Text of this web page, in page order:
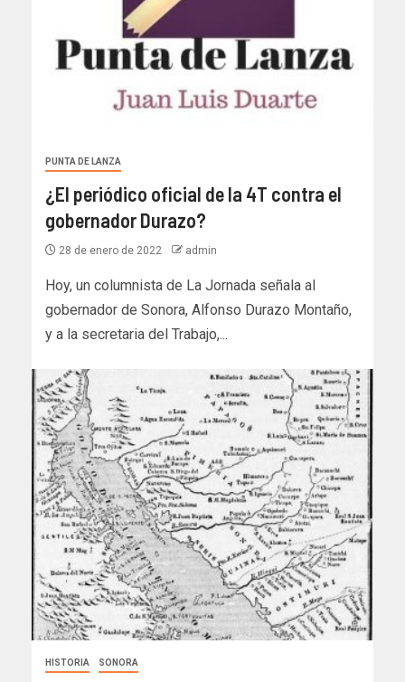
PUNTA DE LANZA
¿El periódico oficial de la 4T contra el
gobernador Durazo?
28 de enero de 2022 admin
Hoy, un columnista de La Jornada señala al
gobernador de Sonora, Alfonso Durazo Montaño,
y a la secretaria del Trabajo,...
HISTORIA SONORA